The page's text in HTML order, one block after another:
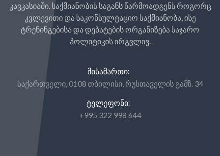
კავკასიაში. საქმიანობის საგანს წარმოადგენს როგორც
კვლევითი და საკონსულტაციო საქმიანობა, ისე
ტრენინგებისა და დებატების ორგანიზება საჯარო
პოლიტიკის ირგვლივ.
ᲛᲘᲡᲐᲛᲐᲠᲗᲘ:
საქართველი, 0108 თბილისი, რუსთაველის გამზ. 34
ᲢᲔᲚᲔᲤᲝᲜᲘ:
+995 322 998 644